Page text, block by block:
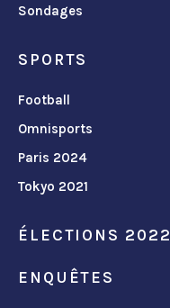
Sondages
SPORTS
Football
Omnisports
Paris 2024
Tokyo 2021
ÉLECTIONS 2022
ENQUÊTES